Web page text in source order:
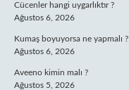
Cücenler hangi uygarlıktır ?
Ağustos 6, 2026
Kumaş boyuyorsa ne yapmalı ?
Ağustos 6, 2026
Aveeno kimin malı ?
Ağustos 5, 2026